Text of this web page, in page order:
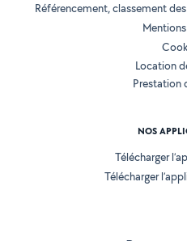
Référencement, classement
Location
Prestation
NOS
Télécharger
Télécharger